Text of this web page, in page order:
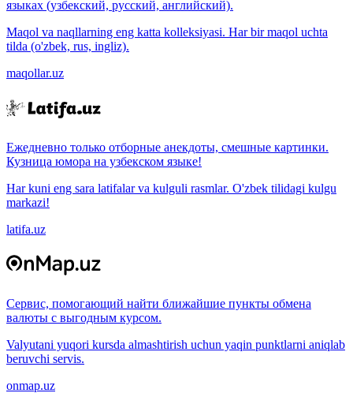
языках (узбекский, русский, английский).
Maqol va naqllarning eng katta kolleksiyasi. Har bir maqol uchta
tilda (o'zbek, rus, ingliz).
maqollar.uz
Ежедневно только отборные анекдоты, смешные картинки.
Кузница юмора на узбекском языке!
Har kuni eng sara latifalar va kulguli rasmlar. O'zbek tilidagi kulgu
markazi!
latifa.uz
Сервис, помогающий найти ближайшие пункты обмена
валюты с выгодным курсом.
Valyutani yuqori kursda almashtirish uchun yaqin punktlarni aniqlab
beruvchi servis.
onmap.uz